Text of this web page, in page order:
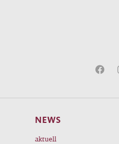
NEWS
aktuell